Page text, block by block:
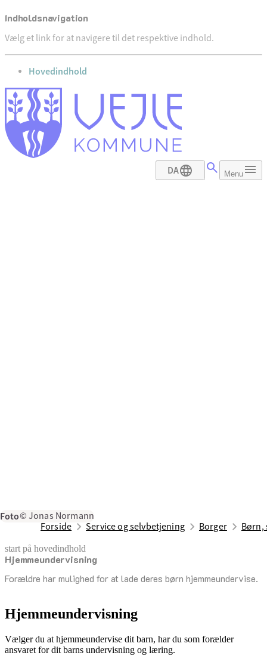
Indholdsnavigation
Vælg et link for at navigere til det respektive indhold.
gå til
Hovedindhold
DA Menu
Foto© Jonas Normann
Forside
Service og selvbetjening Borger Børn,
start på hovedindhold
Hjemmeundervisning
Forældre har mulighed for at lade deres børn hjemmeundervise.
senest opdateret 26. juni 2026
Hjemmeundervisning
Vælger du at hjemmeundervise dit barn, har du som forælder
ansvaret for dit barns undervisning og læring.